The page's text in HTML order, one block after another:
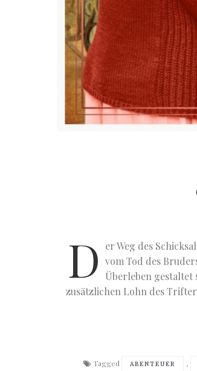
D
er Weg des
vom Tod des
Überleben gestaltet
zusätzlichen Lohn des
Tagged ABENTEUER ,